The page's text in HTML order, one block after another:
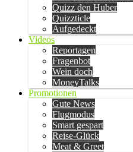
Quizz den Huber
Quizzticle
Aufgedeckt
Videos
Reportagen
Fragenbot
Wein doch
MoneyTalks
Promotionen
Gute News
Flugmodus
Smart gespart
Reise-Glück
Meat & Greet